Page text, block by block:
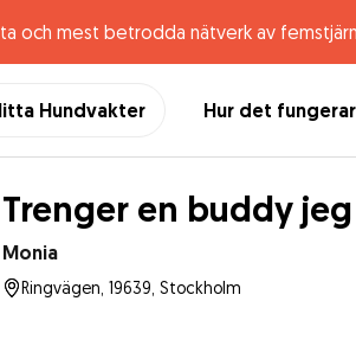
och mest betrodda nätverk av
Hundvakter Hur det fungerar
Trenger en buddy
Monia
Ringvägen, 19639, Stockholm